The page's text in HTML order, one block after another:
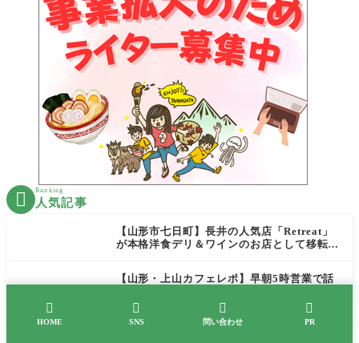
 Ranking
人気記事
【山形市七日町】長井の人気店「Retreat」
が本格洋食デリ＆ワインのお店として移転オ
【山形・上山カフェレポ】早朝5時営業で話
テイクアウトで堪能
【山形新店】辛いのが苦手でも安心！駅前に

HOME

SNS

問い合わせ

PR